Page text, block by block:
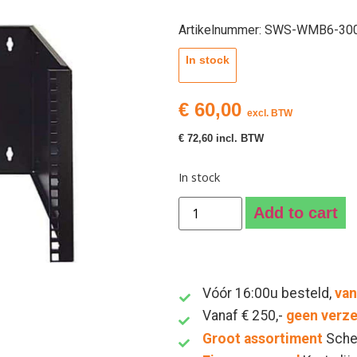
Artikelnummer: SWS-WMB6-
In stock
€ 60,00 excl. BTW
€ 72,60 incl. BTW
In stock
Add to cart
Vóór 16:00u besteld,
Vanaf € 250,- geen
Groot assortiment